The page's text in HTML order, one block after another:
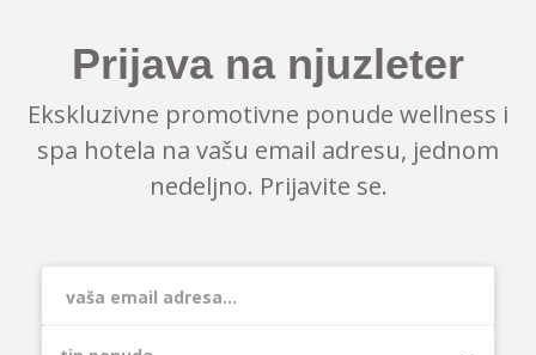
Prijava na njuzleter
Ekskluzivne promotivne ponude wellness i
spa hotela na vašu email adresu, jednom
nedeljno. Prijavite se.